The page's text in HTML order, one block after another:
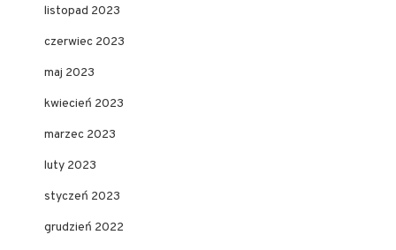
listopad 2023
czerwiec 2023
maj 2023
kwiecień 2023
marzec 2023
luty 2023
styczeń 2023
grudzień 2022